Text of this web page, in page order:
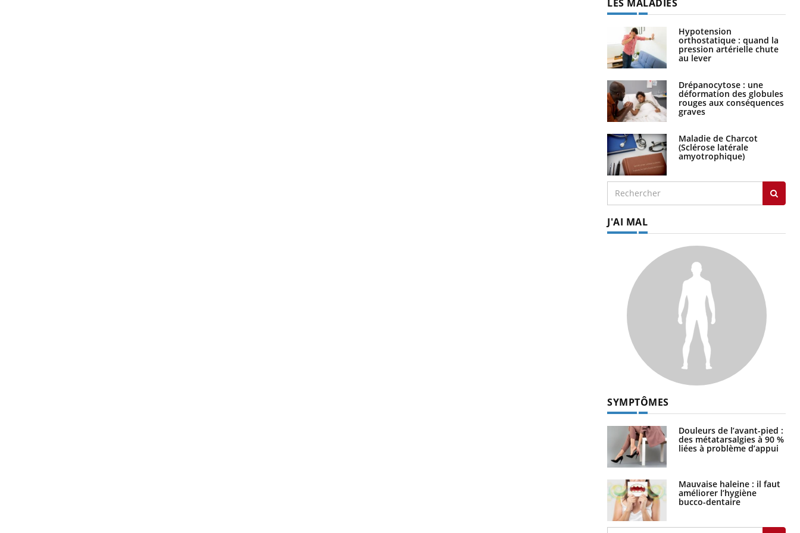
LES MALADIES
Hypotension
orthostatique : quand la
pression artérielle chute
au lever
Drépanocytose : une
déformation des globules
rouges aux conséquences
graves
Maladie de Charcot
(Sclérose latérale
amyotrophique)
J'AI MAL
SYMPTÔMES
Douleurs de l’avant-pied :
des métatarsalgies à 90 %
liées à problème d’appui
Mauvaise haleine : il faut
améliorer l’hygiène
bucco-dentaire